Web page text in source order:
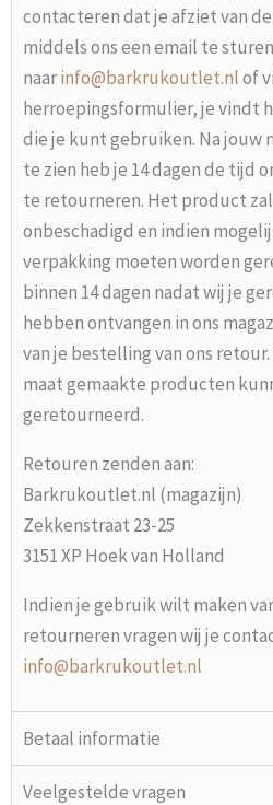
contacteren dat je afziet van
middels ons een email te sturen
naarinfo@barkrukoutlet.nlof
herroepingsformulier, je vindt
die je kunt gebruiken. Na jouw
te zien heb je 14 dagen de tijd
te retourneren. Het product
onbeschadigd en indien
verpakking moeten worden
binnen 14 dagen nadat wij je
hebben ontvangen in ons
van je bestelling van ons
maat gemaakte producten
geretourneerd.
Retouren zenden aan:
Barkrukoutlet.nl (magazijn)
Zekkenstraat 23-25
3151 XP Hoek van Holland
Indien je gebruik wilt maken
retourneren vragen wij je
info@barkrukoutlet.nl
Betaal informatie
Veelgestelde vragen